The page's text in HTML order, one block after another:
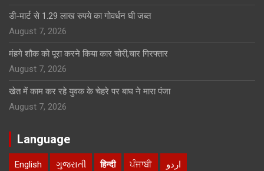
डी-मार्ट से 1.29 लाख रुपये का गोवर्धन घी जब्त
August 7, 2026
मंहगे शौक को पूरा करने किया कार चोरी,चार गिरफ्तार
August 7, 2026
खेत में काम कर रहे युवक के चेहरे पर बाघ ने मारा पंजा
August 7, 2026
Language
English ગુજરાતી हिन्दी ਪੰਜਾਬੀ اردو